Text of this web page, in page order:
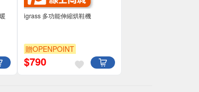
igrass 多功能伸縮烘鞋機
贈OPENPOINT
$790